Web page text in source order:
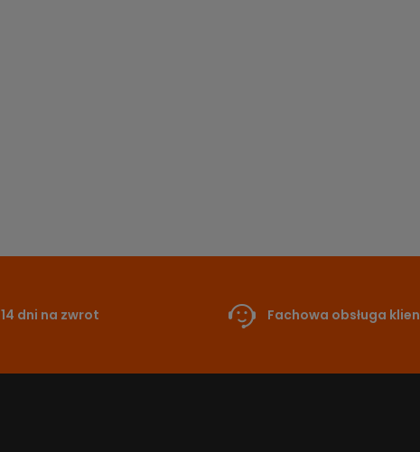
14 dni na zwrot Fachowa obsługa